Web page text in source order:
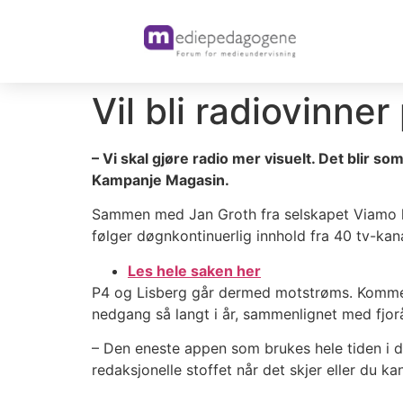
Vil bli radiovinner
– Vi skal gjøre radio mer visuelt. Det blir
Kampanje Magasin.
Sammen med Jan Groth fra selskapet
følger døgnkontinuerlig innhold fra 40 tv-
Les hele saken her
P4 og Lisberg går dermed motstrøms.
nedgang så langt i år, sammenlignet med
– Den eneste appen som brukes hele tiden
redaksjonelle stoffet når det skjer eller du